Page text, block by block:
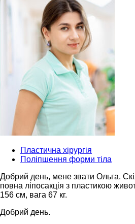
Пластична хірургія
Поліпшення форми тіла
Добрий день, мене звати Ольга.
повна ліпосакція з пластикою
156 см, вага 67 кг.
Добрий день.